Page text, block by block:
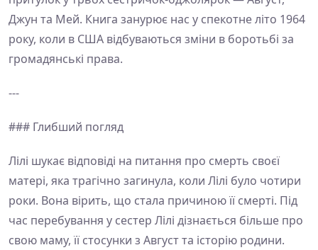
Джун та Мей. Книга занурює нас у спекотне літо 1964
року, коли в США відбуваються зміни в боротьбі за
громадянські права.
---
### Глибший погляд
Лілі шукає відповіді на питання про смерть своєї
матері, яка трагічно загинула, коли Лілі було чотири
роки. Вона вірить, що стала причиною її смерті. Під
час перебування у сестер Лілі дізнається більше про
свою маму, її стосунки з Август та історію родини.